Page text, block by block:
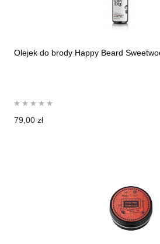
Olejek do brody Happy Beard
79,00 zł